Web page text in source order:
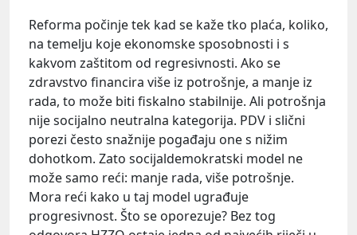
Reforma počinje tek kad se kaže tko plaća, koliko,
na temelju koje ekonomske sposobnosti i s
kakvom zaštitom od regresivnosti. Ako se
zdravstvo financira više iz potrošnje, a manje iz
rada, to može biti fiskalno stabilnije. Ali potrošnja
nije socijalno neutralna kategorija. PDV i slični
porezi često snažnije pogađaju one s nižim
dohotkom. Zato socijaldemokratski model ne
može samo reći: manje rada, više potrošnje.
Mora reći kako u taj model ugrađuje
progresivnost. Što se oporezuje? Bez tog